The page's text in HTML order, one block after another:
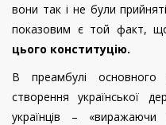
вони так і не були
показовим є той факт,
цього конституцію.
В преамбулі
створення української
українців – «виражаючи